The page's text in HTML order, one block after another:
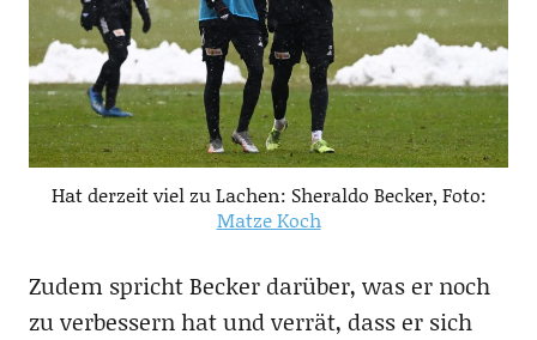
Hat derzeit viel zu Lachen: Sheraldo Becker, Foto:
Matze Koch
Zudem spricht Becker darüber, was er noch
zu verbessern hat und verrät, dass er sich